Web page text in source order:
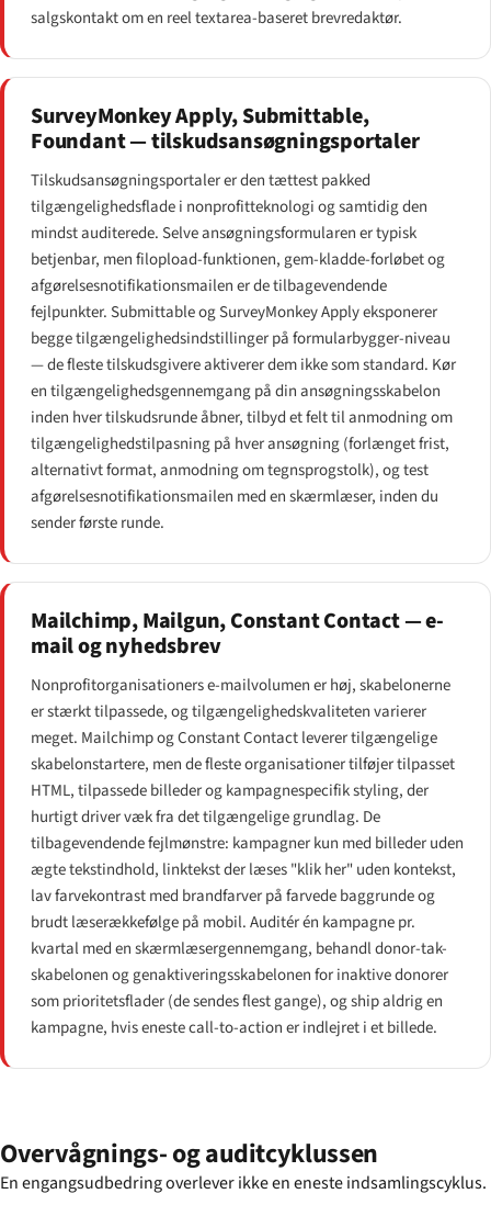
salgskontakt om en reel textarea-baseret brevredaktør.
SurveyMonkey Apply, Submittable,
Foundant — tilskudsansøgningsportaler
Tilskudsansøgningsportaler er den tættest pakked
tilgængeligheds­flade i nonprofitteknologi og samtidig den
mindst auditerede. Selve ansøgningsformularen er typisk
betjenbar, men filopload-funktionen, gem-kladde-forløbet og
afgørelses­notifikations­mailen er de tilbagevendende
fejlpunkter. Submittable og SurveyMonkey Apply eksponerer
begge tilgængeligheds­indstillinger på formularbygger-niveau
— de fleste tilskudsgivere aktiverer dem ikke som standard. Kør
en tilgængeligheds­gennemgang på din ansøgningsskabelon
inden hver tilskudsrunde åbner, tilbyd et felt til anmodning om
tilgængeligheds­tilpasning på hver ansøgning (forlænget frist,
alternativt format, anmodning om tegnsprogstolk), og test
afgørelses­notifikations­mailen med en skærmlæser, inden du
sender første runde.
Mailchimp, Mailgun, Constant Contact — e-
mail og nyhedsbrev
Nonprofitorganisationers e-mailvolumen er høj, skabelonerne
er stærkt tilpassede, og tilgængeligheds­kvaliteten varierer
meget. Mailchimp og Constant Contact leverer tilgængelige
skabelonstartere, men de fleste organisationer tilføjer tilpasset
HTML, tilpassede billeder og kampagnespecifik styling, der
hurtigt driver væk fra det tilgængelige grundlag. De
tilbagevendende fejlmønstre: kampagner kun med billeder uden
ægte tekstindhold, linktekst der læses "klik her" uden kontekst,
lav farvekontrast med brandfarver på farvede baggrunde og
brudt læserækkefølge på mobil. Auditér én kampagne pr.
kvartal med en skærmlæsergennemgang, behandl donor-tak-
skabelonen og genaktiverings­skabelonen for inaktive donorer
som prioritetsflader (de sendes flest gange), og ship aldrig en
kampagne, hvis eneste call-to-action er indlejret i et billede.
Overvågnings- og auditcyklussen
En engangsudbedring overlever ikke en eneste indsamlingscyklus.